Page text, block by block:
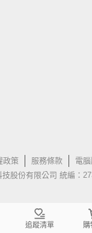
政策 服務條款 電腦
技股份有限公司 統編：
追蹤清單 購